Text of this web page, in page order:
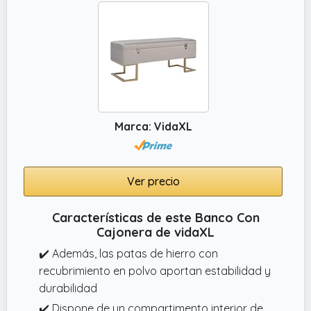
Marca: VidaXL
Ver precio
Características de este Banco Con
Cajonera de vidaXL
✔️ Además, las patas de hierro con
recubrimiento en polvo aportan estabilidad y
durabilidad
✔️ Dispone de un compartimento interior de